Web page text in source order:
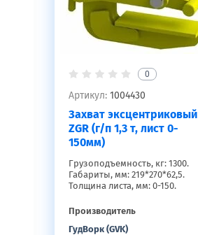
0
Артикул: 1004430
Захват эксцентриковый
ZGR (г/п 1,3 т, лист 0-
150мм)
Грузоподъемность, кг: 1300.
Габариты, мм: 219*270*62,5.
Толщина листа, мм: 0-150.
Производитель
ГудВорк (GVK)